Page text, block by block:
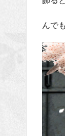
んで